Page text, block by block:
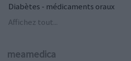
Diabètes - médicaments oraux
Affichez tout...
meamedica